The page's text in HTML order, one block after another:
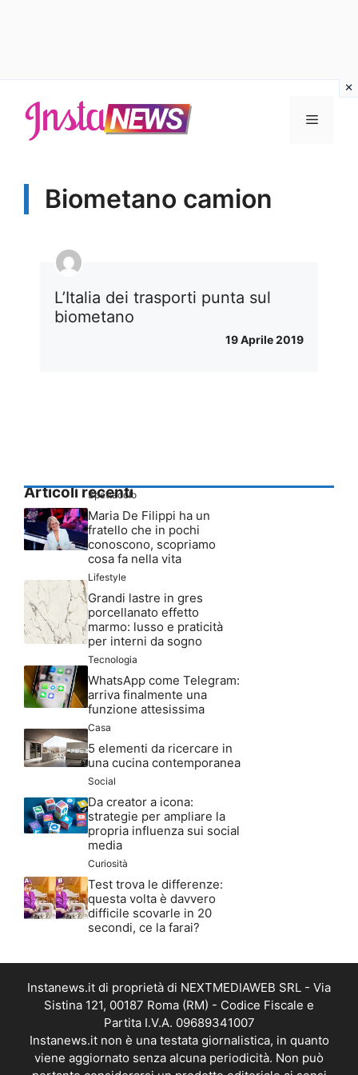
contenuto
Menu
Biometano camion
L’Italia dei trasporti punta sul
biometano
19 Aprile 2019
Articoli recenti
Spettacolo
Maria De Filippi ha un
fratello che in pochi
conoscono, scopriamo
cosa fa nella vita
Lifestyle
Grandi lastre in gres
porcellanato effetto
marmo: lusso e praticità
per interni da sogno
Tecnologia
WhatsApp come Telegram:
arriva finalmente una
funzione attesissima
Casa
5 elementi da ricercare in
una cucina contemporanea
Social
Da creator a icona:
strategie per ampliare la
propria influenza sui social
media
Curiosità
Test trova le differenze:
questa volta è davvero
difficile scovarle in 20
secondi, ce la farai?
Instanews.it di proprietà di NEXTMEDIAWEB SRL - Via
Sistina 121, 00187 Roma (RM) - Codice Fiscale e
Partita I.V.A. 09689341007
Instanews.it non è una testata giornalistica, in quanto
viene aggiornato senza alcuna periodicità. Non può